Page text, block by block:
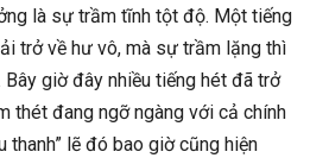
là sự trầm tĩnh tột độ. Một tiếng
trở về hư vô, mà sự trầm lặng thì
Bây giờ đây nhiều tiếng hét đã trở
thét đang ngỡ ngàng với cả chính
thanh” lẽ đó bao giờ cũng hiện